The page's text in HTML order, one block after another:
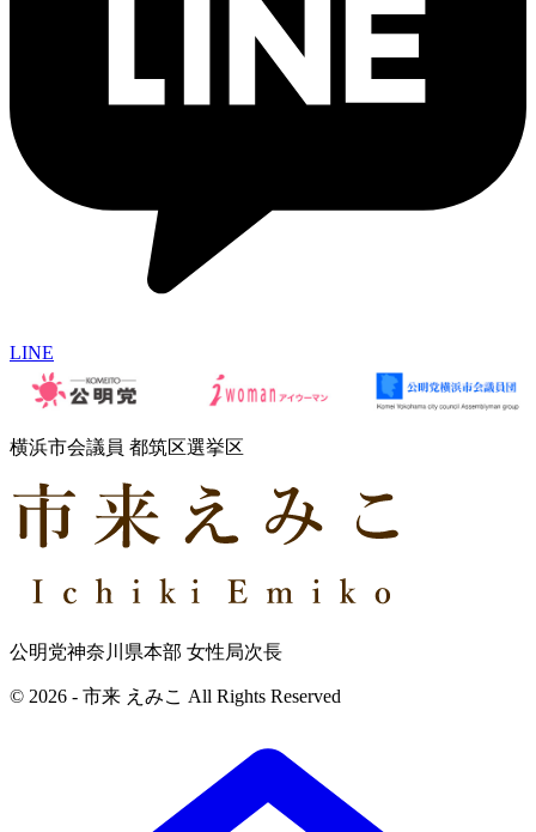
LINE
横浜市会議員 都筑区選挙区
公明党神奈川県本部 女性局次長
© 2026 - 市来 えみこ All Rights Reserved